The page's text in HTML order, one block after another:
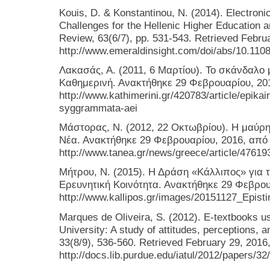
Kouis, D. & Konstantinou, N. (2014).
Challenges for the Hellenic Higher Education
Review, 63(6/7), pp. 531-543. Retrieved
http://www.emeraldinsight.com/doi/abs/
Λακασάς, Α. (2011, 6 Μαρτίου). Το σκάνδαλο
Καθημερινή. Ανακτήθηκε 29 Φεβρουαρίου,
http://www.kathimerini.gr/420783/article/
syggrammata-aei
Μάστορας, Ν. (2012, 22 Οκτωβρίου). Η
Νέα. Ανακτήθηκε 29 Φεβρουαρίου, 2016, από
http://www.tanea.gr/news/greece/article/
Μήτρου, Ν. (2015). Η Δράση «Κάλλιπος» για
Ερευνητική Κοινότητα. Ανακτήθηκε 29
http://www.kallipos.gr/images/
Marques de Oliveira, S. (2012). E-textbooks
University: A study of attitudes, perceptions,
33(8/9), 536-560. Retrieved February 29,
http://docs.lib.purdue.edu/iatul/2012/papers/32/